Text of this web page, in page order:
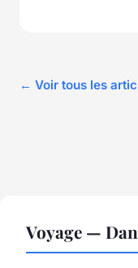
← Voir tous les
Voyage —